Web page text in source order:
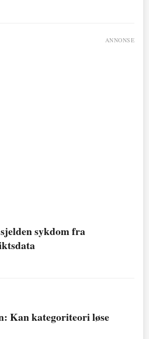
ANNONSE
sykdom fra
Kan kategoriteori løse